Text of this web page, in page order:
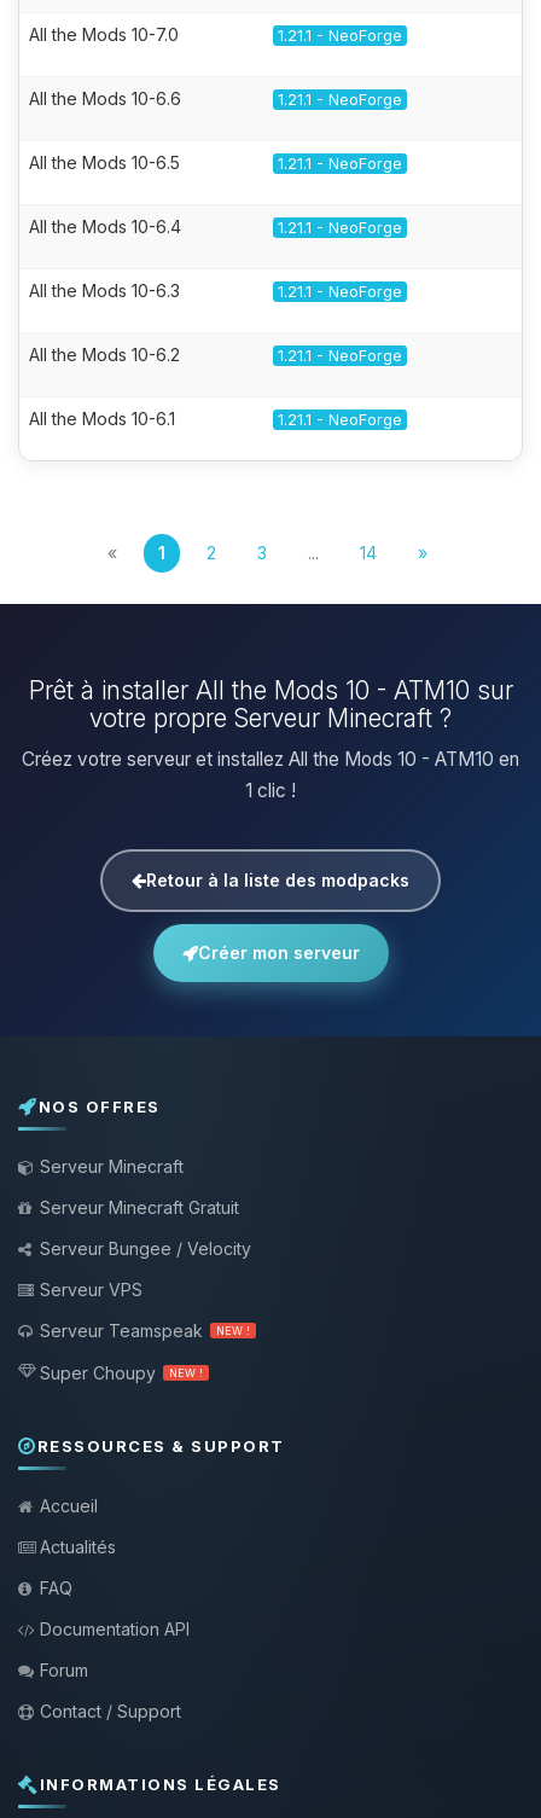
All the Mods 10-7.0 1.21.1 - NeoForge
All the Mods 10-6.6 1.21.1 - NeoForge
All the Mods 10-6.5 1.21.1 - NeoForge
All the Mods 10-6.4 1.21.1 - NeoForge
All the Mods 10-6.3 1.21.1 - NeoForge
All the Mods 10-6.2 1.21.1 - NeoForge
All the Mods 10-6.1 1.21.1 - NeoForge
« 1 2 3 ... 14 »
Prêt à installer All the Mods 10 - ATM10 sur
votre propre Serveur Minecraft ?
Créez votre serveur et installez All the Mods 10 - ATM10 en
1 clic !
Retour à la liste des modpacks
Créer mon serveur
NOS OFFRES
Serveur Minecraft
Serveur Minecraft Gratuit
Serveur Bungee / Velocity
Serveur VPS
Serveur Teamspeak
NEW !
Super Choupy NEW !
RESSOURCES & SUPPORT
Accueil
Actualités
FAQ
Documentation API
Forum
Contact / Support
INFORMATIONS LÉGALES